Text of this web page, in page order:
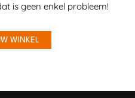
is geen enkel probleem!
WINKEL